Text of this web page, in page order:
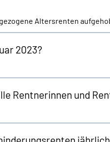
Altersrenten
2023?
Rentnerinnen und